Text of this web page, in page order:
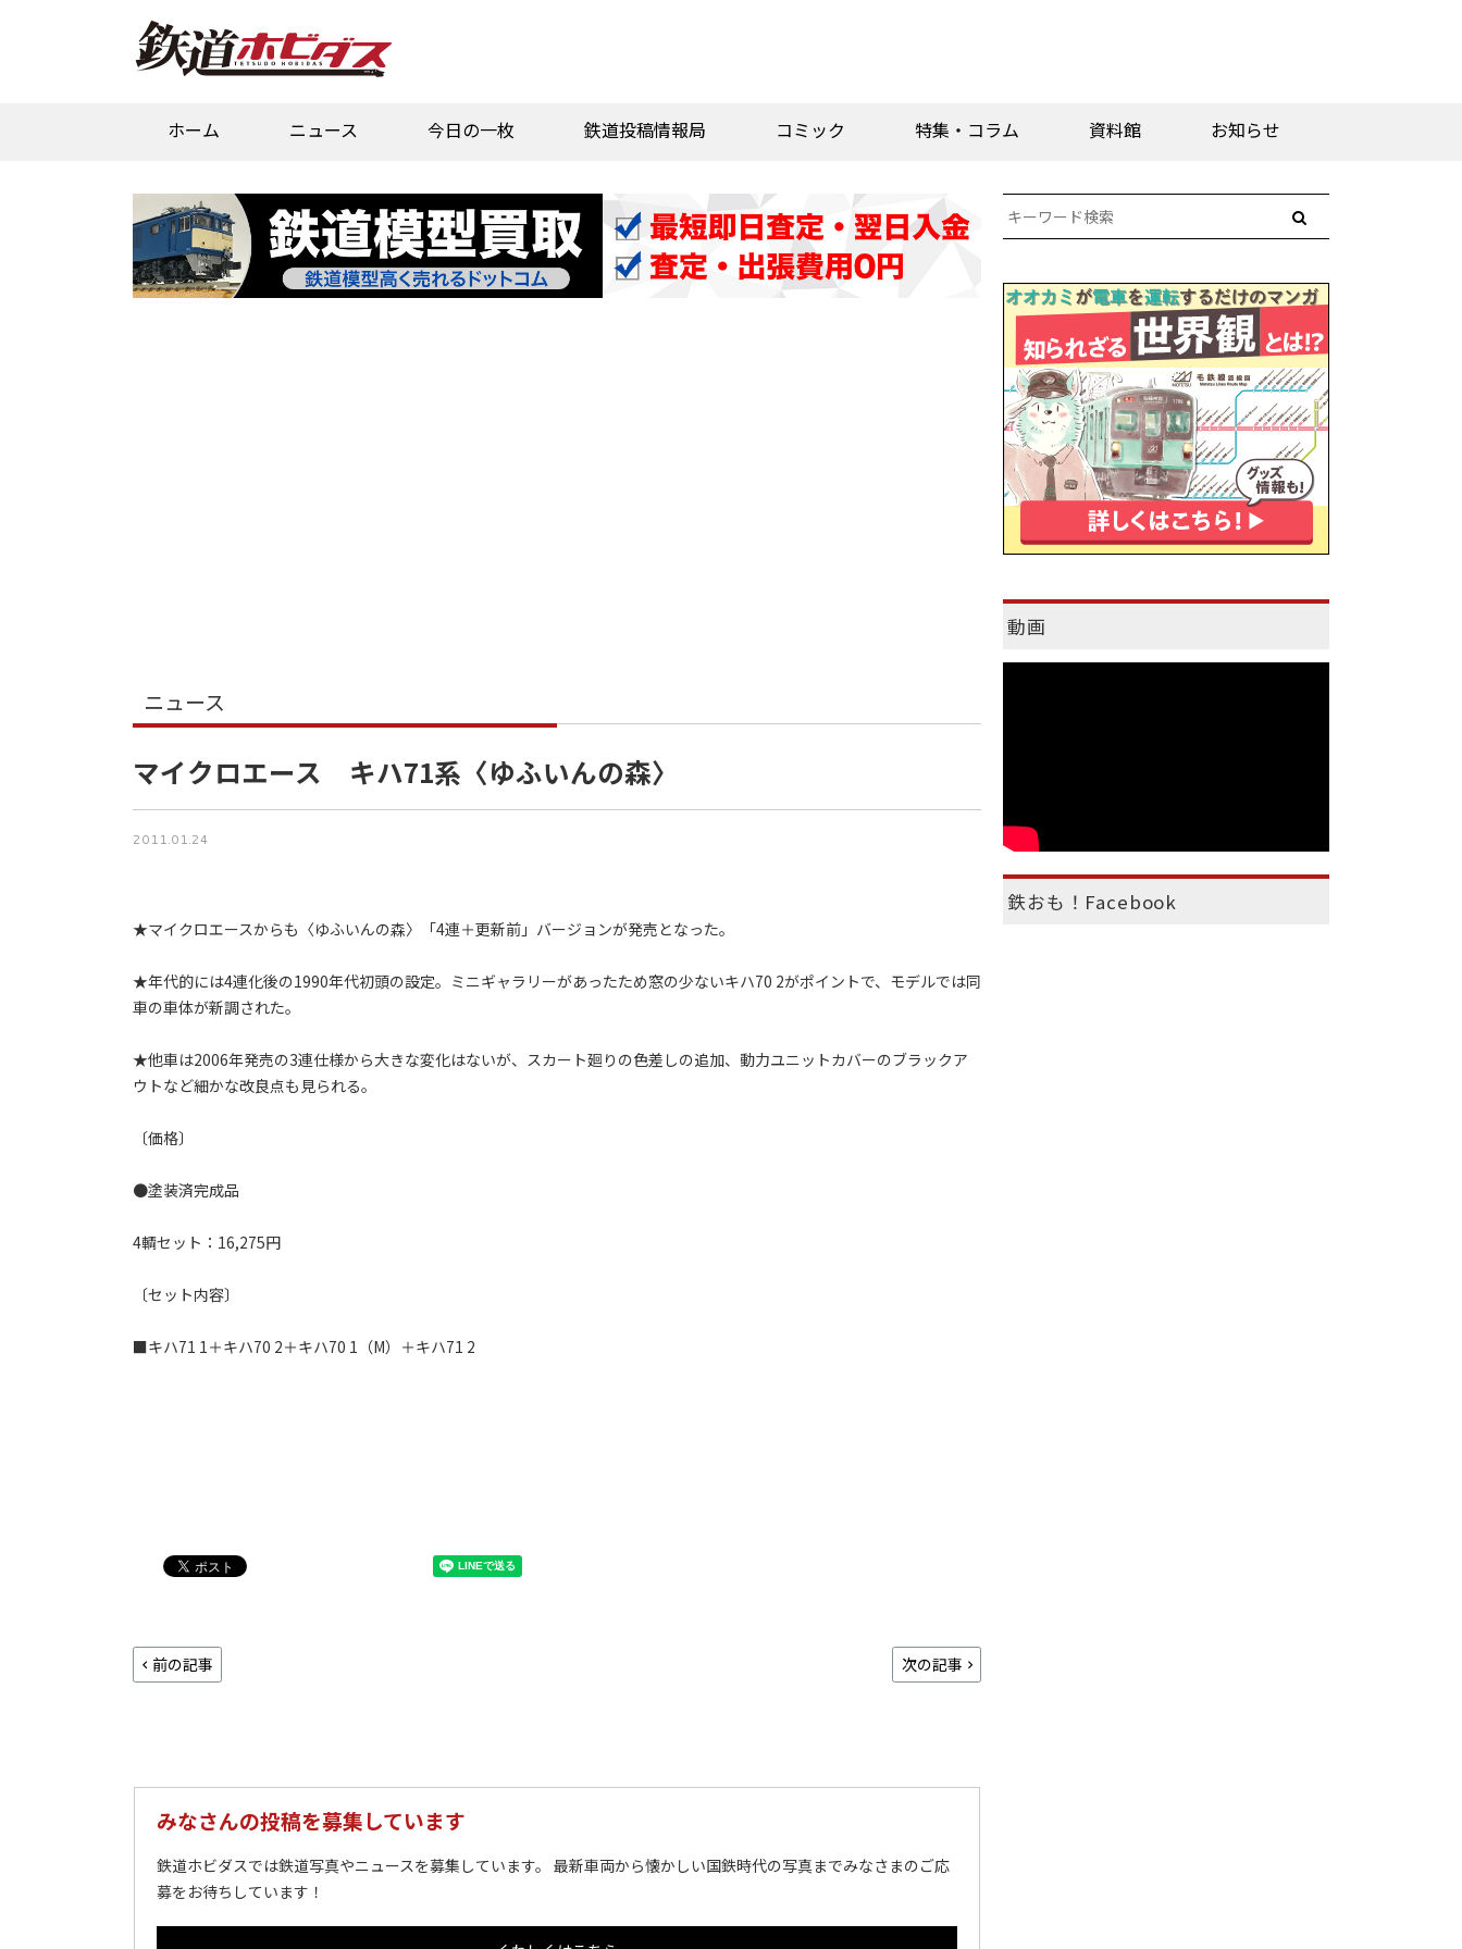
ホーム ニュース 今日の一枚 鉄道投稿情報局 コミック 特集・コラム 資料館 お知らせ
ニュース
マイクロエース キハ71系〈ゆふいんの森〉
2011.01.24
★マイクロエースからも〈ゆふいんの森〉「4連＋更新前」バージョンが発売となった。
★年代的には4連化後の1990年代初頭の設定。ミニギャラリーがあったため窓の少ないキハ70 2がポイントで、モデルでは同
車の車体が新調された。
★他車は2006年発売の3連仕様から大きな変化はないが、スカート廻りの色差しの追加、動力ユニットカバーのブラックア
ウトなど細かな改良点も見られる。
〔価格〕
●塗装済完成品
4輌セット：16,275円
〔セット内容〕
■キハ71 1＋キハ70 2＋キハ70 1（M）＋キハ71 2
前の記事 次の記事
みなさんの投稿を募集しています
鉄道ホビダスでは鉄道写真やニュースを募集しています。 最新車両から懐かしい国鉄時代の写真までみなさまのご応
募をお待ちしています！
動画
鉄おも！Facebook